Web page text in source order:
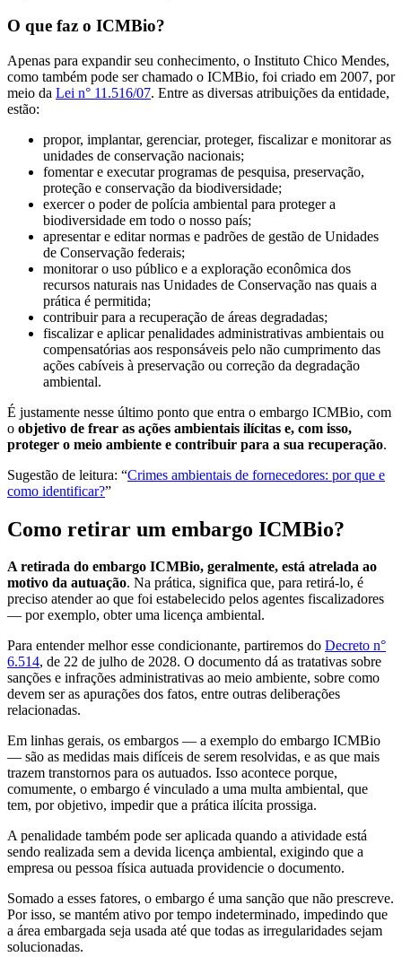
O que faz o ICMBio?
Apenas para expandir seu conhecimento, o Instituto Chico Mendes,
como também pode ser chamado o ICMBio, foi criado em 2007, por
meio da Lei n° 11.516/07. Entre as diversas atribuições da entidade,
estão:
propor, implantar, gerenciar, proteger, fiscalizar e monitorar as
unidades de conservação nacionais;
fomentar e executar programas de pesquisa, preservação,
proteção e conservação da biodiversidade;
exercer o poder de polícia ambiental para proteger a
biodiversidade em todo o nosso país;
apresentar e editar normas e padrões de gestão de Unidades
de Conservação federais;
monitorar o uso público e a exploração econômica dos
recursos naturais nas Unidades de Conservação nas quais a
prática é permitida;
contribuir para a recuperação de áreas degradadas;
fiscalizar e aplicar penalidades administrativas ambientais ou
compensatórias aos responsáveis pelo não cumprimento das
ações cabíveis à preservação ou correção da degradação
ambiental.
É justamente nesse último ponto que entra o embargo ICMBio, com
o objetivo de frear as ações ambientais ilícitas e, com isso,
proteger o meio ambiente e contribuir para a sua recuperação.
Sugestão de leitura: “Crimes ambientais de fornecedores: por que e
como identificar?”
Como retirar um embargo ICMBio?
A retirada do embargo ICMBio, geralmente, está atrelada ao
motivo da autuação. Na prática, significa que, para retirá-lo, é
preciso atender ao que foi estabelecido pelos agentes fiscalizadores
— por exemplo, obter uma licença ambiental.
Para entender melhor esse condicionante, partiremos do Decreto n°
6.514, de 22 de julho de 2028. O documento dá as tratativas sobre
sanções e infrações administrativas ao meio ambiente, sobre como
devem ser as apurações dos fatos, entre outras deliberações
relacionadas.
Em linhas gerais, os embargos — a exemplo do embargo ICMBio
— são as medidas mais difíceis de serem resolvidas, e as que mais
trazem transtornos para os autuados. Isso acontece porque,
comumente, o embargo é vinculado a uma multa ambiental, que
tem, por objetivo, impedir que a prática ilícita prossiga.
A penalidade também pode ser aplicada quando a atividade está
sendo realizada sem a devida licença ambiental, exigindo que a
empresa ou pessoa física autuada providencie o documento.
Somado a esses fatores, o embargo é uma sanção que não prescreve.
Por isso, se mantém ativo por tempo indeterminado, impedindo que
a área embargada seja usada até que todas as irregularidades sejam
solucionadas.